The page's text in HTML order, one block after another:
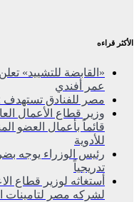
الأكثر قراءه
«القابضة للتشييد»
عمر أفندي
مصر للفنادق تستهدف 1.2 مليار جنيه أرباحاً خلال 2024-2025
وزير قطاع الأعمال
قائماً بأعمال العضو
للأدوية
رئيس الوزراء يوجه
تدريجياً
أستغاثه لوزير قطاع
لشركه مصر لتامينات